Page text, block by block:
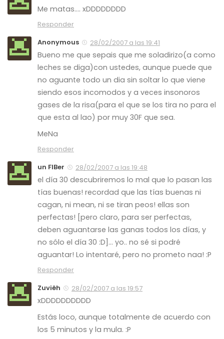
Me matas…. xDDDDDDDD
Responder
Anonymous
28/02/2007 a las 19:41
Bueno me que sepais que me soladirizo(a como
leches se diga)con ustedes, aunque puede que
no aguante todo un dia sin soltar lo que viene
siendo esos incomodos y a veces insonoros
gases de la risa(para el que se los tira no para el
que esta al lao) por muy 30F que sea.
MeNa
Responder
un FIBer
28/02/2007 a las 19:48
el día 30 descubriremos lo mal que lo pasan las
tías buenas! recordad que las tías buenas ni
cagan, ni mean, ni se tiran peos! ellas son
perfectas! [pero claro, para ser perfectas,
deben aguantarse las ganas todos los días, y
no sólo el día 30 :D]… yo.. no sé si podré
aguantar! Lo intentaré, pero no prometo naa! :P
Responder
Zuviëh
28/02/2007 a las 19:57
xDDDDDDDDDD
Estás loco, aunque totalmente de acuerdo con
los 5 minutos y la mula. :P